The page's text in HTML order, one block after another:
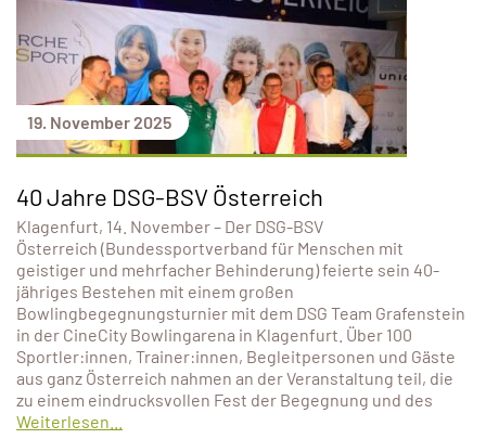
19. November 2025
40 Jahre DSG-BSV Österreich
Klagenfurt, 14. November – Der DSG-BSV
Österreich (Bundessportverband für Menschen mit
geistiger und mehrfacher Behinderung) feierte sein 40-
jähriges Bestehen mit einem großen
Bowlingbegegnungsturnier mit dem DSG Team Grafenstein
in der CineCity Bowlingarena in Klagenfurt. Über 100
Sportler:innen, Trainer:innen, Begleitpersonen und Gäste
aus ganz Österreich nahmen an der Veranstaltung teil, die
zu einem eindrucksvollen Fest der Begegnung und des
Weiterlesen...